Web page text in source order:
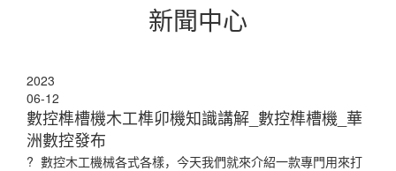
新聞中心
2023
06-12
數控榫槽機木工榫卯機知識講解_數控榫槽機_華
洲數控發布
? 數控木工機械各式各樣，今天我們就來介紹一款專門用來打